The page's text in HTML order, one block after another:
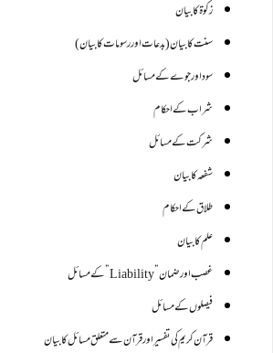
زکوة کابیان
سنت کا بیان (بدعات اور رسومات کا بیان)
سود اور جوے کے مسائل
شراب کے احکام
شرکت کے مسائل
شفعہ کا بیان
طلاق کے احکام
علم کا بیان
غصب اورضمان”Liability” کے مسائل
فیصلوں کے مسائل
قرآن کریم کی تفسیر اور قرآن سے متعلق مسائل کا بیان